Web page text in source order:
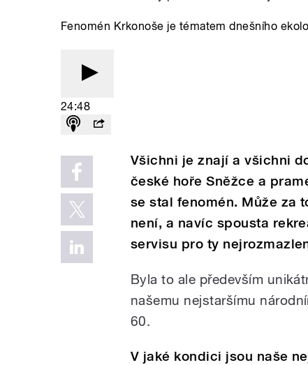
Fenomén Krkonoše je tématem dnešního
24:48
Všichni je znají a všichni
české hoře Sněžce a
se stal fenomén. Může za
není, a navíc spousta
servisu pro ty
Byla to ale především
našemu nejstaršímu
60.
V jaké kondici jsou naše